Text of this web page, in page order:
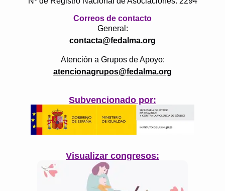
Correos de contacto
General:
contacta@fedalma.org
Atención a Grupos de Apoyo:
atencionagrupos@fedalma.org
Subvencionado por:
Visualizar congresos: